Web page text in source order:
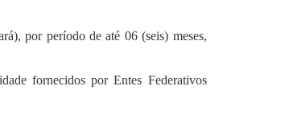
por período de até 06 (seis) meses,
fornecidos por Entes Federativos